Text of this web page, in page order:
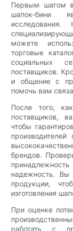
Первым шагом в
шапок-бини
исследования.
можете
торговые
социальных
поставщиков.
и общение с
помочь вам
После того,
поставщиков,
чтобы
брендов.
надежность. Вы
продукции,
изготовления
При оценке
работать с